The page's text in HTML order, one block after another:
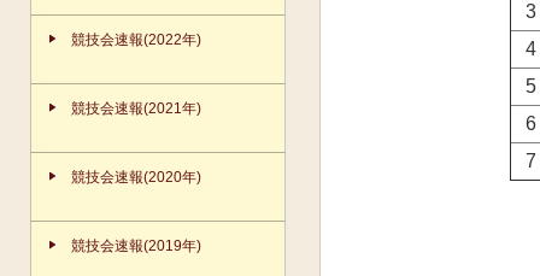
競技会速報(2022年)
競技会速報(2021年)
競技会速報(2020年)
競技会速報(2019年)
3
4
5
6
7